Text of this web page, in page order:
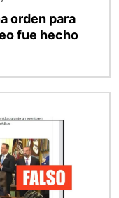
orden para
fue hecho